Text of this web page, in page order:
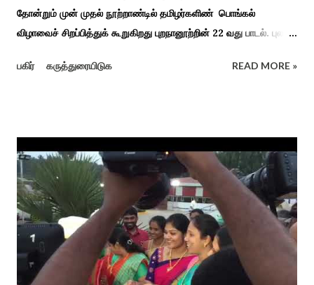
தோன்றும் முன் முதல் நூற்றாண்டில் தமிழர்களிண் பொங்கல்
விழாவைச் சிறப்பித்துக் கூறுகிறது புறநானூற்றின் 22 வது பாடல். புலவர்
பொங்கல் விழாவை விவரிக்கிறார். நற்றிணை, குறுந்தொகை,
சங்க இலக்கியங்களுக்கு பின் காலகட்டத்திலும் 'புதுக்கலத்து எழுந்த
தீம்பால் பொங்கல்' என சிறப்பிக்கும் சீவக சிந்தாமணி. காலங்கள்
தோறும் தமிழர்களின் வாழ்வியல் அங்கமாக உள்ள பொங்கல் விழாவில்
தமிழர்கள் சொந்த பிள்ளைகளைப் போல கால்நடைகளை வளர்த்துப்
போற்றி உடன் விளையாடி மகிழ்வதும் இயற்கையுடன் இணைந்த
இயந்திரம் இல்லாத கால வாழ்க்கை முறையாகும். தொடர்ந்து உற்றார்
உறவுகளைக் கண்டு மகிழும் காணும் பொங்கல் இயற்கை, வாழ்வியல்
பகிர் கருத்துரையிடுக READ MORE »